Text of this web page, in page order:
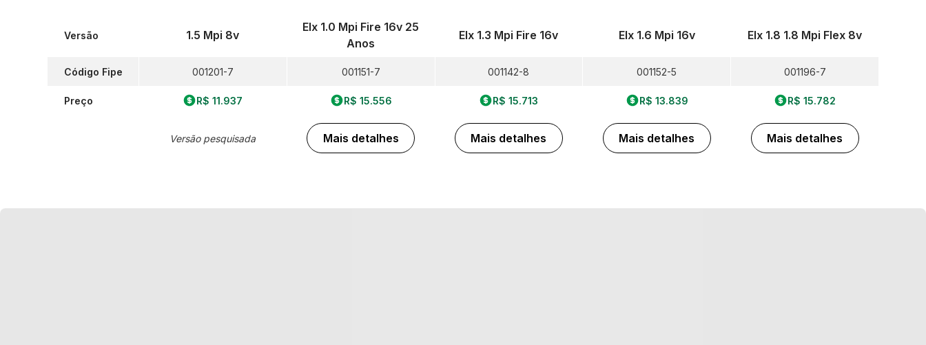
Versão
Código Fipe
Preço
1.5 Mpi 8v
001201-7
R$ 11.937
Versão pesquisada
Elx 1.0 Mpi Fire 16v 25
Anos
001151-7
R$ 15.556
Mais detalhes
Elx 1.3 Mpi Fire 16v
001142-8
R$ 15.713
Mais detalhes
Elx 1.6 Mpi 16v
001152-5
R$ 13.839
Mais detalhes
Elx 1.8 1.8 Mpi Flex 8v
001196-7
R$ 15.782
Mais detalhes